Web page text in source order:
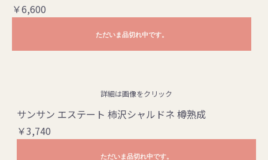
￥6,600
ただいま品切れ中です。
詳細は画像をクリック
サンサン エステート 柿沢シャルドネ 樽熟成
￥3,740
ただいま品切れ中です。